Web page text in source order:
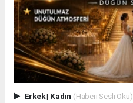
Erkek| Kadın (Haberi Sesli Oku)